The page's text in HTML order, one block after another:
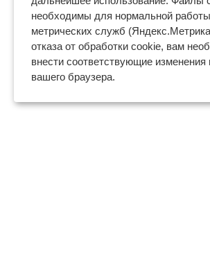
необходимы для нормальной
метрических служб
отказа от обработки cookie, вам
внести соответствующие изменения
вашего браузера.